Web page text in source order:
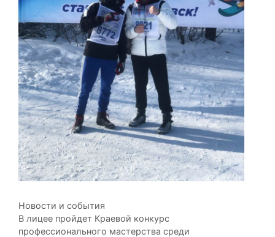
Рубрики
Новости и события
В лицее пройдет Краевой конкурс
профессионального мастерства среди